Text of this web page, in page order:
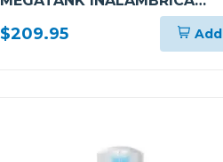
MULTIFUNCIONAL G417
$209.95 Add